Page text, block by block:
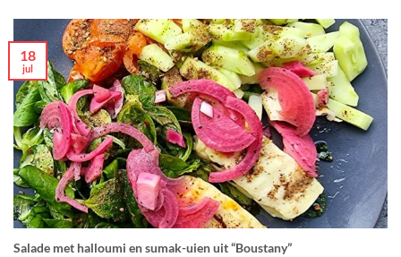
Salade met halloumi en sumak-uien uit “Boustany”
18
jul